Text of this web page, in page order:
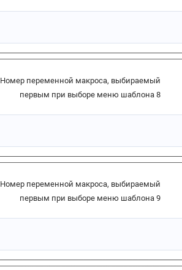
Номер переменной макроса, выбираемый
первым при выборе меню шаблона 8
Номер переменной макроса, выбираемый
первым при выборе меню шаблона 9